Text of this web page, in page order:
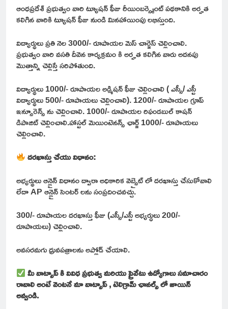
ఆంధప్రదేశ్ ప్రభుత్వం వారి ట్యూషన్ ఫీజు రీయింబర్స్మెంట్ పథకానికి అర్హత
కలిగిన వారికి ట్యూషన్ ఫీజు నుండి మినహాయింపు లభిస్తుంది.
విద్యార్థులు ప్రతి నెల 3000/- రూపాయల మెస్ చార్జెస్ చెల్లించాలి.
ప్రభుత్వం వారి వసతి దీవెన కార్యక్రమం కి అర్హత కలిగిన వారు అదనపు
మొత్తాన్ని చెల్లిస్తే సరిపోతుంది.
విద్యార్థులు 1000/- రూపాయల అడ్మిషన్ ఫీజు చెల్లించాలి ( ఎస్సీ/ ఎస్టీ
విద్యార్థులు 500/- రూపాయలు చెల్లించాలి). 1200/- రూపాయల గ్రూప్
ఇన్సూరెన్స్ ను చెల్లించాలి. 1000/- రూపాయల రిఫండబుల్ కాషన్
డిపాజిట్ చెల్లించాలి.హాస్టల్ మెయింటెనన్స్ ఛార్జ్ 1000/- రూపాయలు
చెల్లించాలి.
దరఖాస్తు చేయు విధానం:
అభ్యర్థులు ఆన్లైన్ విధానం ద్వారా అధికారిక వెబ్సైట్ లో దరఖాస్తు చేసుకోవాలి
లేదా AP ఆన్లైన్ సెంటర్ లను సంప్రదించవచ్చు.
300/- రూపాయల దరఖాస్తు ఫీజు (ఎస్సీ/ఎస్టీ అభ్యర్ధులు 200/-
రూపాయలు) చెల్లించాలి.
అవసరమగు ధ్రువపత్రాలను అప్లోడ్ చేయాలి.
మీ వాట్సాప్ కి వివిధ ప్రభుత్వ మరియు ప్రైవేటు ఉద్యోగాలు సమాచారం
రావాలి అంటే వెంటనే మా వాట్సాప్ , టెలిగ్రామ్ ఛానల్స్ లో జాయిన్
అవ్వండి.